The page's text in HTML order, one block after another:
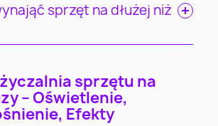
sprzęt na dłużej niż
sprzętu na
– Oświetlenie,
Efekty